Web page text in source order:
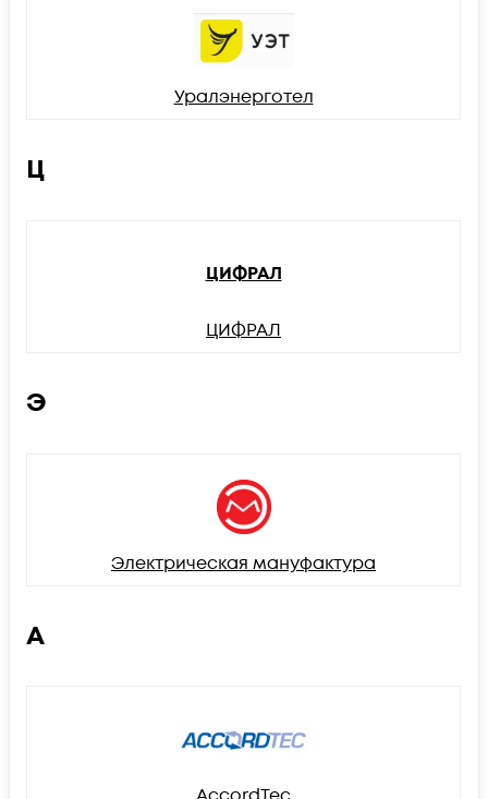
Уралэнерготел
Ц
ЦИФРАЛ
ЦИФРАЛ
Э
Электрическая мануфактура
A